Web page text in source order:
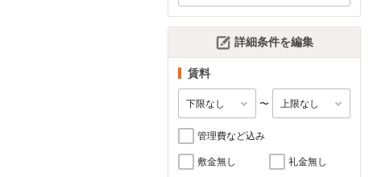
詳細条件を編集
賃料
〜
管理費など込み
敷金無し 礼金無し